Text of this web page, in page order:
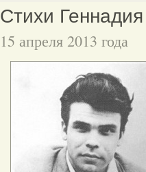
Стихи
15 апреля 2013 года